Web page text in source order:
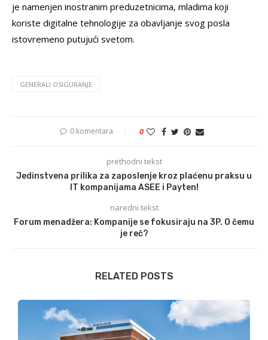
je namenjen inostranim preduzetnicima, mladima koji
koriste digitalne tehnologije za obavljanje svog posla
istovremeno putujući svetom.
GENERALI OSIGURANJE
0 komentara 0
prethodni tekst
Jedinstvena prilika za zaposlenje kroz plaćenu praksu u
IT kompanijama ASEE i Payten!
naredni tekst
Forum menadžera: Kompanije se fokusiraju na 3P. O čemu
je reč?
RELATED POSTS